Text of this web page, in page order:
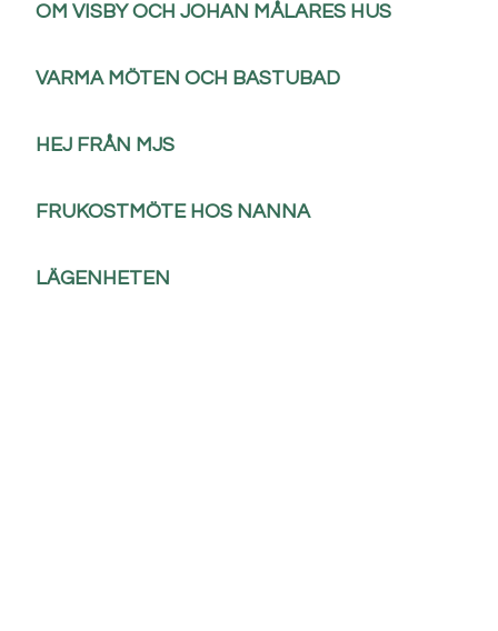
OM VISBY OCH JOHAN MÅLARES HUS
VARMA MÖTEN OCH BASTUBAD
HEJ FRÅN MJS
FRUKOSTMÖTE HOS NANNA
LÄGENHETEN